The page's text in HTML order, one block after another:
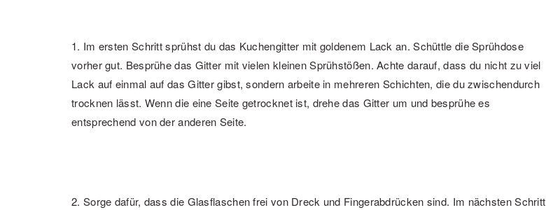
1. Im ersten Schritt sprühst du das Kuchengitter mit goldenem Lack an. Schüttle die Sprühdose
vorher gut. Besprühe das Gitter mit vielen kleinen Sprühstößen. Achte darauf, dass du nicht zu viel
Lack auf einmal auf das Gitter gibst, sondern arbeite in mehreren Schichten, die du zwischendurch
trocknen lässt. Wenn die eine Seite getrocknet ist, drehe das Gitter um und besprühe es
entsprechend von der anderen Seite.
2. Sorge dafür, dass die Glasflaschen frei von Dreck und Fingerabdrücken sind. Im nächsten Schritt